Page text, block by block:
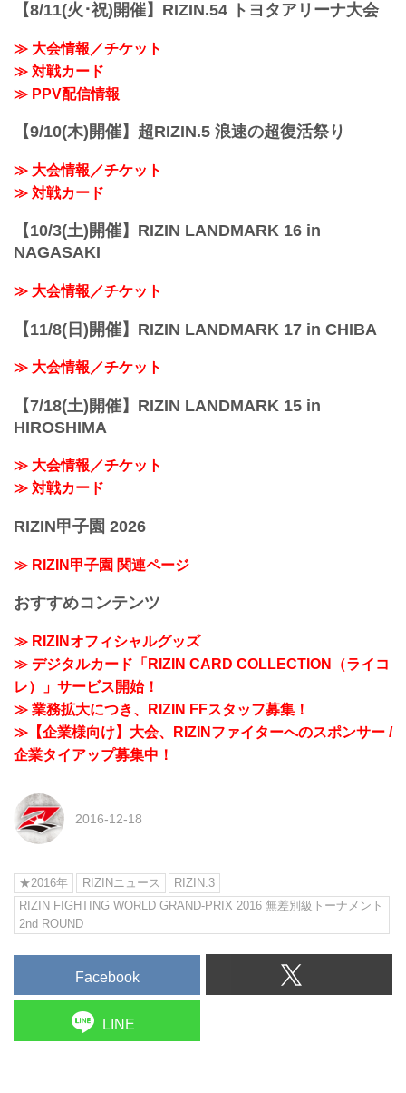
【8/11(火･祝)開催】RIZIN.54 トヨタアリーナ大会
≫ 大会情報／チケット
≫ 対戦カード
≫ PPV配信情報
【9/10(木)開催】超RIZIN.5 浪速の超復活祭り
≫ 大会情報／チケット
≫ 対戦カード
【10/3(土)開催】RIZIN LANDMARK 16 in
NAGASAKI
≫ 大会情報／チケット
【11/8(日)開催】RIZIN LANDMARK 17 in CHIBA
≫ 大会情報／チケット
【7/18(土)開催】RIZIN LANDMARK 15 in
HIROSHIMA
≫ 大会情報／チケット
≫ 対戦カード
RIZIN甲子園 2026
≫ RIZIN甲子園 関連ページ
おすすめコンテンツ
≫ RIZINオフィシャルグッズ
≫ デジタルカード「RIZIN CARD COLLECTION（ライコ
レ）」サービス開始！
≫ 業務拡大につき、RIZIN FFスタッフ募集！
≫【企業様向け】大会、RIZINファイターへのスポンサー /
企業タイアップ募集中！
2016-12-18
★2016年 RIZINニュース
RIZIN.3
RIZIN FIGHTING WORLD GRAND-PRIX 2016 無差別級トーナメント
2nd ROUND
Facebook
LINE